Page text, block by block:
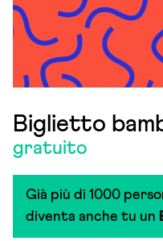
Biglietto
gratuito
Già più di 1000
diventa anche tu un